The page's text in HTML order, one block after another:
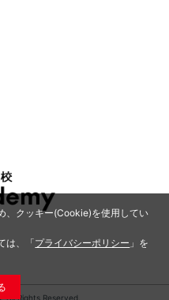
、クッキー(Cookie)を使用してい
は、「プライバシーポリシー 」を
Rights Reserved.